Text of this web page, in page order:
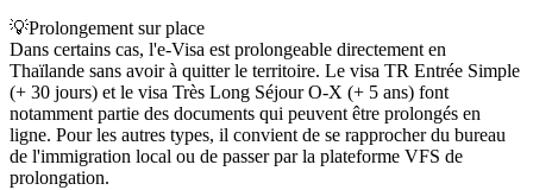
💡Prolongement sur place
Dans certains cas, l'e-Visa est prolongeable directement en
Thaïlande sans avoir à quitter le territoire. Le visa TR Entrée Simple
(+ 30 jours) et le visa Très Long Séjour O-X (+ 5 ans) font
notamment partie des documents qui peuvent être prolongés en
ligne. Pour les autres types, il convient de se rapprocher du bureau
de l'immigration local ou de passer par la plateforme VFS de
prolongation.